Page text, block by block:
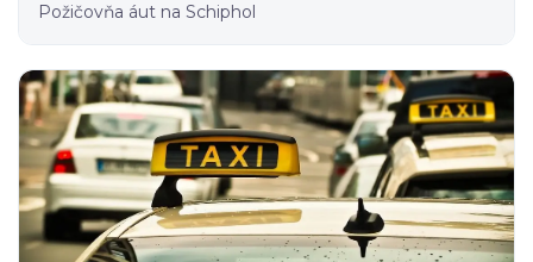
Požičovňa áut na Schiphol